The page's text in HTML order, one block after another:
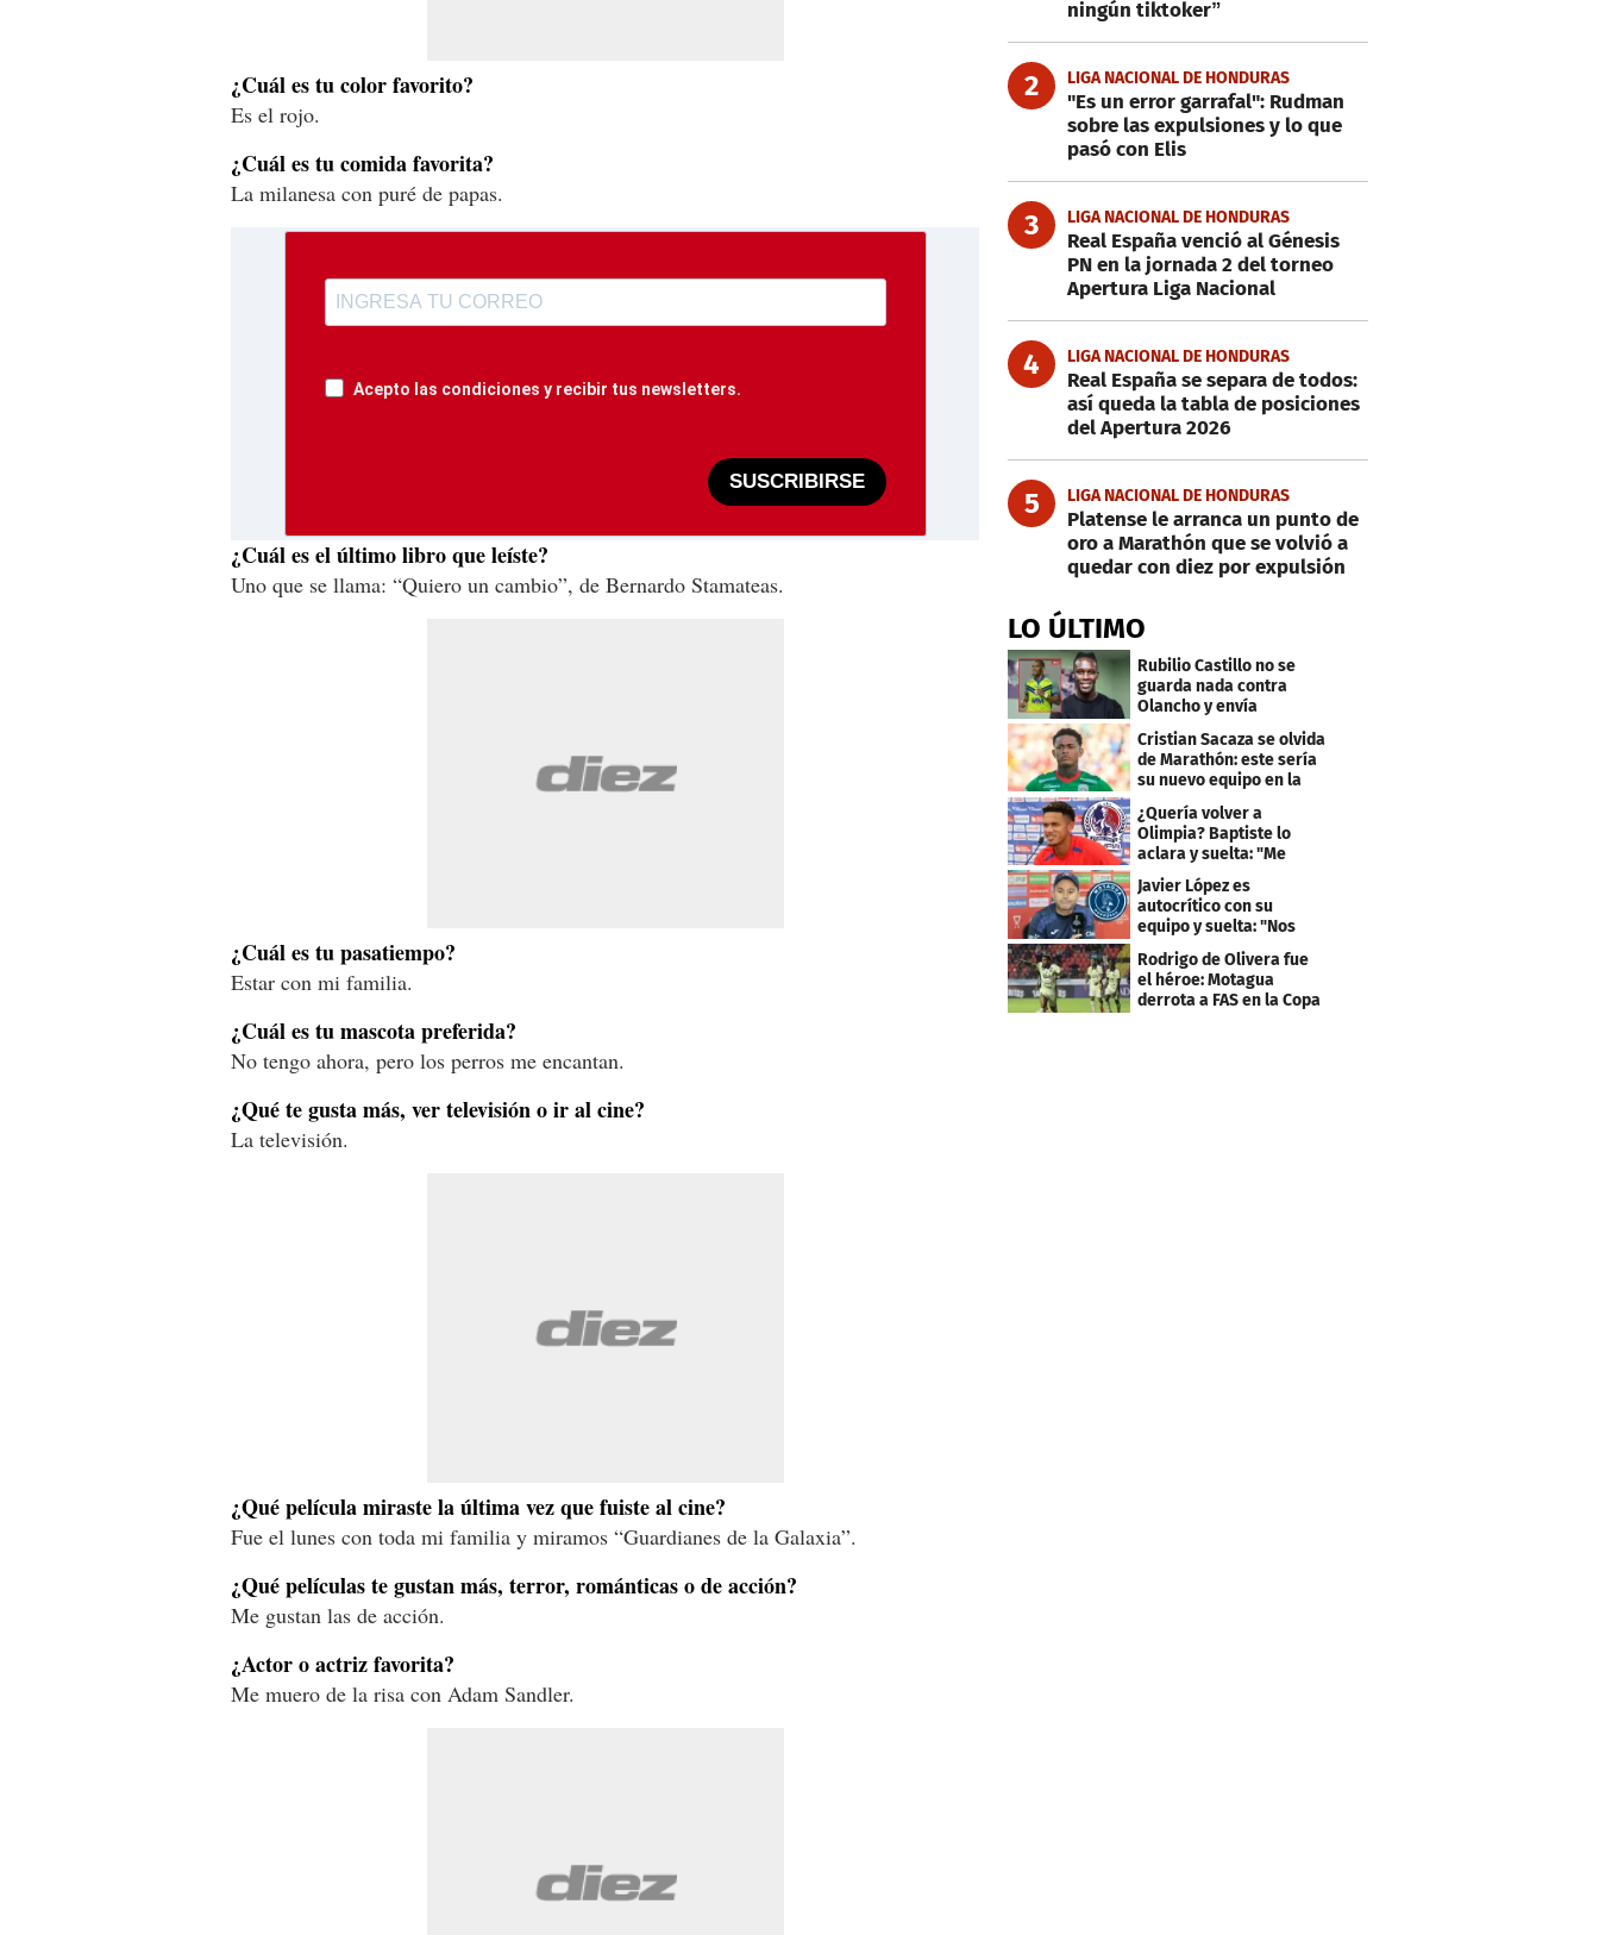
¿Cuál es tu color favorito?
Es el rojo.
¿Cuál es tu comida favorita?
La milanesa con puré de papas.
Acepto las condiciones y recibir tus newsletters.
SUSCRIBIRSE
¿Cuál es el último libro que leíste?
Uno que se llama: “Quiero un cambio”, de Bernardo Stamateas.
¿Cuál es tu pasatiempo?
Estar con mi familia.
¿Cuál es tu mascota preferida?
No tengo ahora, pero los perros me encantan.
¿Qué te gusta más, ver televisión o ir al cine?
La televisión.
¿Qué película miraste la última vez que fuiste al cine?
Fue el lunes con toda mi familia y miramos “Guardianes de la Galaxia”.
¿Qué películas te gustan más, terror, románticas o de acción?
Me gustan las de acción.
¿Actor o actriz favorita?
Me muero de la risa con Adam Sandler.
ningún tiktoker”
2 LIGA NACIONAL DE HONDURAS
"Es un error garrafal": Rudman
sobre las expulsiones y lo que
pasó con Elis
3 LIGA NACIONAL DE HONDURAS
Real España venció al Génesis
PN en la jornada 2 del torneo
Apertura Liga Nacional
4 LIGA NACIONAL DE HONDURAS
Real España se separa de todos:
así queda la tabla de posiciones
del Apertura 2026
5 LIGA NACIONAL DE HONDURAS
Platense le arranca un punto de
oro a Marathón que se volvió a
quedar con diez por expulsión
LO ÚLTIMO
Rubilio Castillo no se
guarda nada contra
Olancho y envía
mensaje a Bengtson
Cristian Sacaza se olvida
de Marathón: este sería
su nuevo equipo en la
Liga Nacional
¿Quería volver a
Olimpia? Baptiste lo
aclara y suelta: "Me
faltaba un equipo
grande"
Javier López es
autocrítico con su
equipo y suelta: "Nos
costó muchísimo..."
Rodrigo de Olivera fue
el héroe: Motagua
derrota a FAS en la Copa